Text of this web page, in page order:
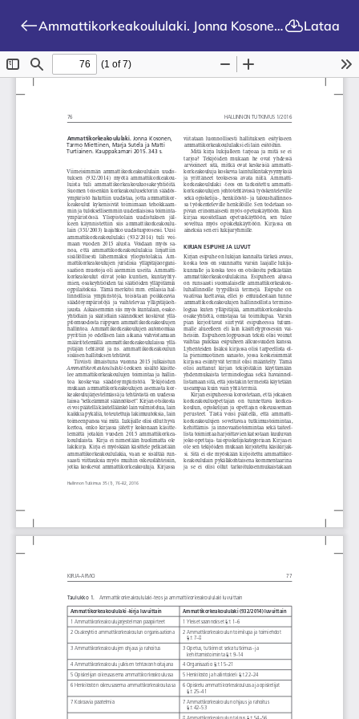
Ammattikorkeakoululaki. Jonna Kosonen, Tarmo Miettinen, Marja Sutela ja Matti Turtiainen. Kauppakamari 2015. 343 s. Lataa